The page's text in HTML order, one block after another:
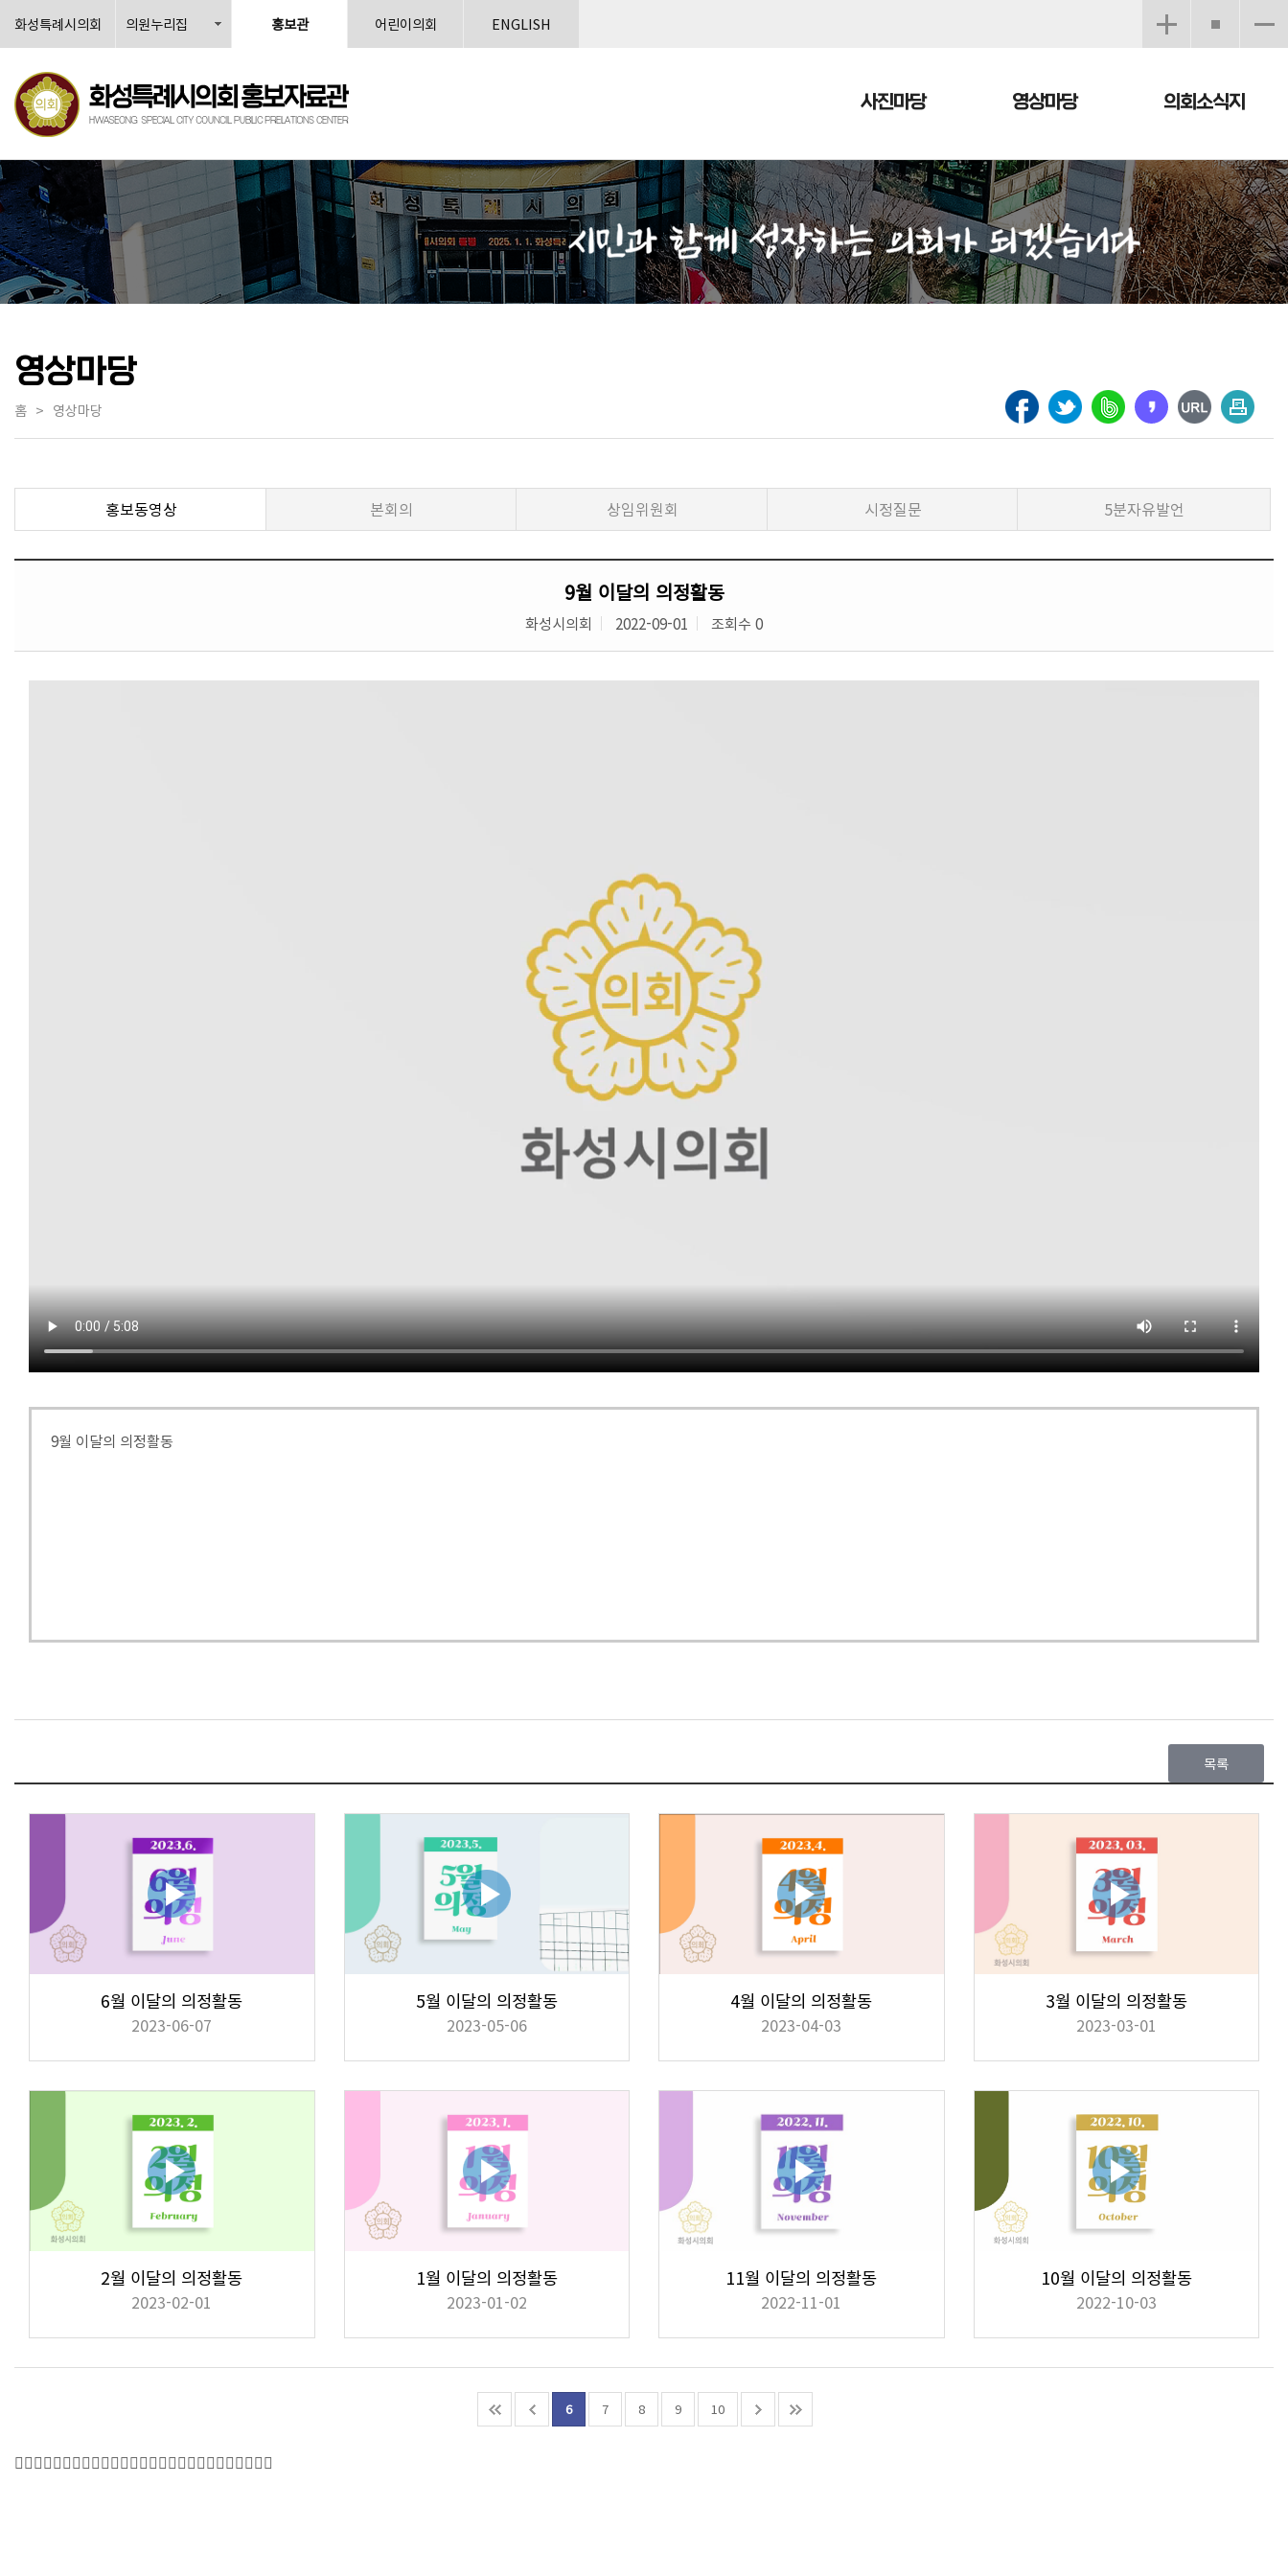
화성특례시의회 의원누리집 홍보관 어린이의회 ENGLISH
사진마당 영상마당 의회소식지
홈 > 영상마당
영상마당
홍보동영상 본회의 상임위원회 시정질문 5분자유발언
9월 이달의 의정활동
화성시의회 2022-09-01 조회수 0
9월 이달의 의정활동
목록
6월 이달의 의정활동
2023-06-07
5월 이달의 의정활동
2023-05-06
4월 이달의 의정활동
2023-04-03
3월 이달의 의정활동
2023-03-01
2월 이달의 의정활동
2023-02-01
1월 이달의 의정활동
2023-01-02
11월 이달의 의정활동
2022-11-01
10월 이달의 의정활동
2022-10-03
6 7 8 9 10
